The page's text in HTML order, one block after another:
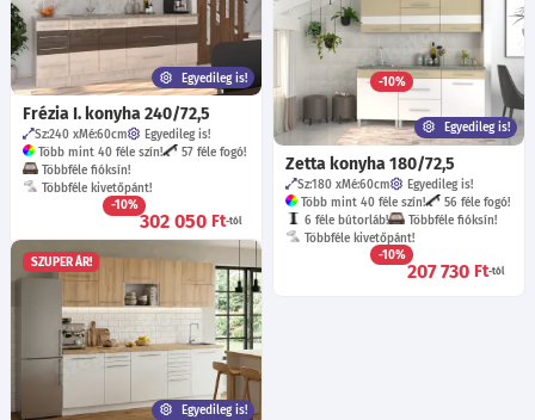
Sz:200 Mé:60
Egyedileg is!
Több mint 40 féle szín!
47 féle fogó!
Többféle fióksín!
Többféle kivetőpánt!
-10%
274 780 -tól
Egyedileg is!
Frézia I. konyha 240/72,5
Sz:240 Mé:60cm
Egyedileg is!
Több mint 40 féle szín!
57 féle fogó!
Többféle fióksín!
Többféle kivetőpánt!
-10%
302 050 Ft-tól
Egyedileg is!
Zetta konyha 180/72,5
Sz:180 Mé:60cm
Egyedileg is!
Több mint 40 féle szín!
56 féle fogó!
6 féle bútorláb!
Többféle fióksín!
Többféle kivetőpánt!
-10%
207 730 Ft-tól
SZUPER ÁR!
Egyedileg is!